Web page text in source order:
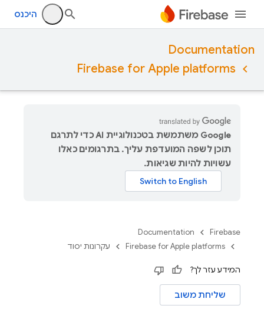
היכנס
Documentation
Firebase for Apple platforms
‫Google משתמשת בטכנולוגיית AI כדי לתרגם
תוכן לשפה המועדפת עליך. בתרגומים כאלו
עשויות להיות שגיאות.
Firebase
Documentation
Firebase for Apple platforms
עקרונות יסוד
המידע עזר לך?
שליחת משוב